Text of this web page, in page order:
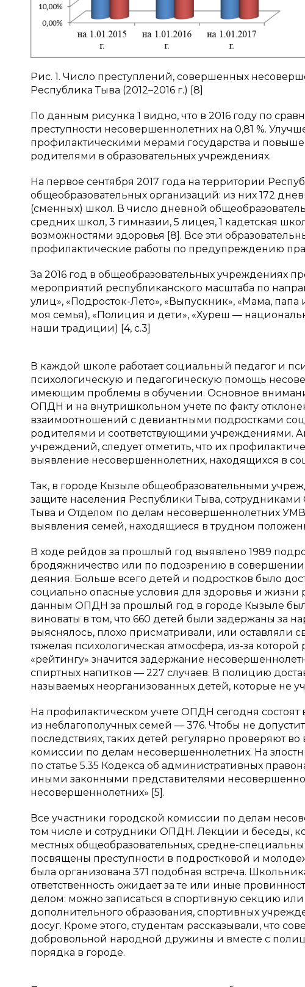
Рис. 1. Число преступлений, совершенных
Республика Тыва (2012–2016 г.) [8]
По данным рисунка 1 видно, что в 2016 году по
преступности несовершеннолетних на 0,81 %.
профилактическими мерами государства и
родителями в образовательных учреждениях.
На первое сентября 2017 года на территории
общеобразовательных организаций: из них 172
(сменных) школ. В число дневной
средних школ, 3 гимназии, 5 лицея, 1 кадетская
возможностями здоровья [8]. Все эти
профилактические работы по предупреждению
За 2016 год в общеобразовательных учреждениях
мероприятий республиканского масштаба по
улиц», «Подросток-Лето», «Выпускник», «Мама,
моя семья), «Полиция и дети», «Хуреш —
наши традиции) [4, с.3]
В каждой школе работает социальный педагог и
психологическую и педагогическую помощь
имеющим проблемы в обучении. Основное
ОПДН и на внутришкольном учете по факту
взаимоотношений с девиантными подростками
родителями и соответствующими учреждениями.
учреждений, следует отметить, что их
выявление несовершеннолетних, находящихся в
Так, в городе Кызыле общеобразовательными
защите населения Республики Тыва,
Тыва и Отделом по делам несовершеннолетних
выявления семей, находящиеся в трудном
В ходе рейдов за прошлый год выявлено 1989
бродяжничество или по подозрению в
деяния. Больше всего детей и подростков было
социально опасные условия для здоровья и жизни
данным ОПДН за прошлый год в городе Кызыле
виноваты в том, что 660 детей были задержаны за
выяснялось, плохо присматривали, или оставляли
тяжелая психологическая атмосфера, из-за которой
«рейтингу» значится задержание
спиртных напитков — 227 случаев. В полицию
называемых неорганизованных детей, которые не
На профилактическом учете ОПДН сегодня состоят
из неблагополучных семей — 376. Чтобы не
последствиях, таких детей регулярно проверяют
комиссии по делам несовершеннолетних. На
по статье 5.35 Кодекса об административных
иными законными представителями
несовершеннолетних» [5].
Все участники городской комиссии по делам
том числе и сотрудники ОПДН. Лекции и беседы,
местных общеобразовательных, средне-
посвящены преступности в подростковой и
была организована 371 подобная встреча.
ответственность ожидает за те или иные
делом: можно записаться в спортивную секцию
дополнительного образования, спортивных
досуг. Кроме этого, студентам рассказывали, что
добровольной народной дружины и вместе с
порядка в городе.